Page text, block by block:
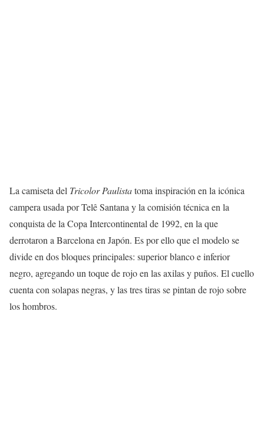
La camiseta del Tricolor Paulistatoma inspiración en la icónica
campera usada por Telê Santana y la comisión técnica en la
conquista de la Copa Intercontinental de 1992, en la que
derrotaron a Barcelona en Japón. Es por ello que el modelo se
divide en dos bloques principales: superior blanco e inferior
negro, agregando un toque de rojo en las axilas y puños. El cuello
cuenta con solapas negras, y las tres tiras se pintan de rojo sobre
los hombros.